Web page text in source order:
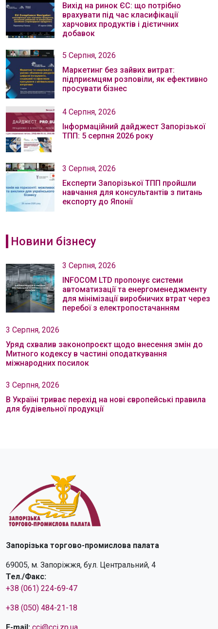
Вихід на ринок ЄС: що потрібно
врахувати під час класифікації
харчових продуктів і дієтичних
добавок
5 Серпня, 2026
Маркетинг без зайвих витрат:
підприємцям розповіли, як ефективно
просувати бізнес
4 Серпня, 2026
Інформаційний дайджест Запорізької
ТПП: 5 серпня 2026 року
3 Серпня, 2026
Експерти Запорізької ТПП пройшли
навчання для консультантів з питань
експорту до Японії
Новини бізнесу
3 Серпня, 2026
INFOCOM LTD пропонує системи
автоматизації та енергоменеджменту
для мінімізації виробничих втрат через
перебої з електропостачанням
3 Серпня, 2026
Уряд схвалив законопроєкт щодо внесення змін до
Митного кодексу в частині оподаткування
міжнародних посилок
3 Серпня, 2026
В Україні триває перехід на нові європейські правила
для будівельної продукції
Запорізька торгово-промислова палата
69005, м. Запоріжжя, бул. Центральний, 4
Тел./Факс:
+38 (061) 224-69-47
+38 (050) 484-21-18